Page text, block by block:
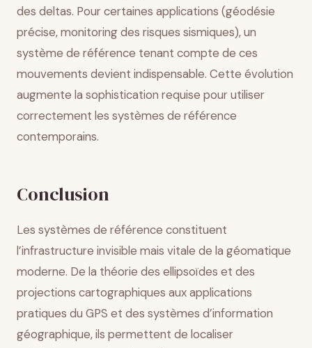
des deltas. Pour certaines applications (géodésie
précise, monitoring des risques sismiques), un
système de référence tenant compte de ces
mouvements devient indispensable. Cette évolution
augmente la sophistication requise pour utiliser
correctement les systèmes de référence
contemporains.
Conclusion
Les systèmes de référence constituent
l’infrastructure invisible mais vitale de la géomatique
moderne. De la théorie des ellipsoïdes et des
projections cartographiques aux applications
pratiques du GPS et des systèmes d’information
géographique, ils permettent de localiser